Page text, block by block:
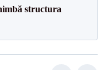
structura